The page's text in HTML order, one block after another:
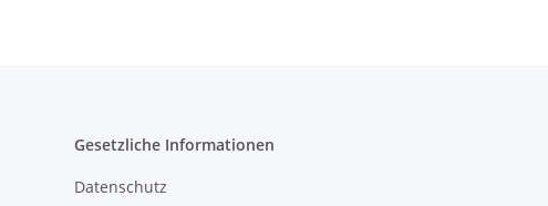
Gesetzliche Informationen
Datenschutz